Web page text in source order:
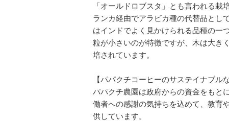
「オールドロブスタ」とも言われる
ランカ経由でアラビカ種の代替品とし
はインドでよく見かけられる品種の一
粒が小さいのが特徴ですが、木は大き
培されています。
【パパクチコーヒーのサステイナブル
パパクチ農園は政府からの資金をもと
働者への感謝の気持ちを込めて、教育
供しています。